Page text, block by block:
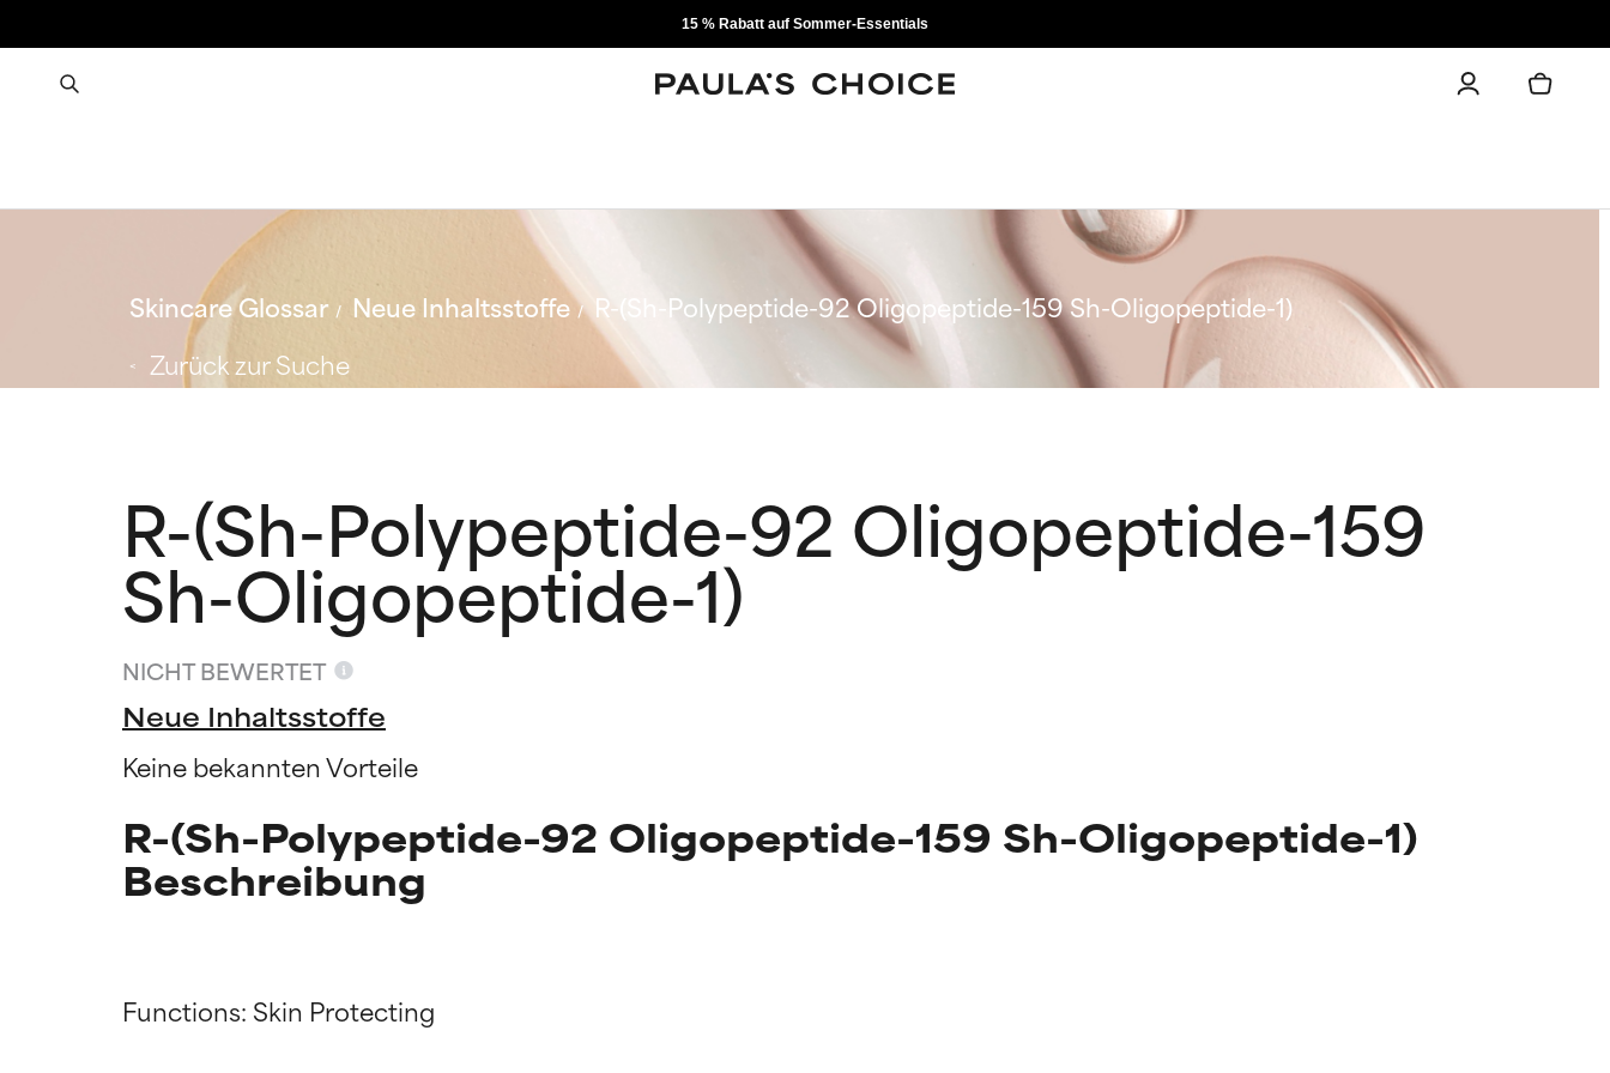
15 % Rabatt auf Sommer-Essentials
Skincare Glossar Neue Inhaltsstoffe
R-(Sh-Polypeptide-92 Oligopeptide-159 Sh-Oligopeptide-1)
Zurück zur Suche
R-(Sh-Polypeptide-92 Oligopeptide-159
Sh-Oligopeptide-1)
NICHT BEWERTET
Neue Inhaltsstoffe
Keine bekannten Vorteile
R-(Sh-Polypeptide-92 Oligopeptide-159 Sh-Oligopeptide-1)
Beschreibung
Functions: Skin Protecting Bewertung der Inhaltsstoffe
Bewertung der Inhaltsstoffe